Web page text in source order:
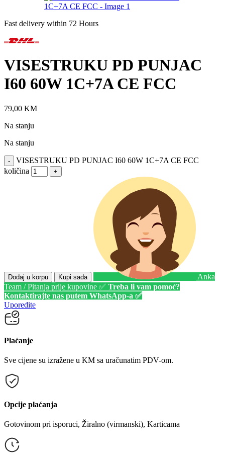
Fast delivery within 72 Hours
VISESTRUKU PD PUNJAC
I60 60W 1C+7A CE FCC
79,00 KM
Na stanju
Na stanju
-
VISESTRUKU PD PUNJAC I60 60W 1C+7A CE FCC
količina
+
Dodaj u korpu Kupi sada
Anka
Team / Pitanja prije kupovine ✅ Treba li vam pomoć?
Kontaktirajte nas putem WhatsApp-a ✅
Uporedite
Plaćanje
Sve cijene su izražene u KM sa uračunatim PDV-om.
Opcije plaćanja
Gotovinom pri isporuci, Žiralno (virmanski), Karticama